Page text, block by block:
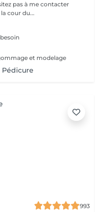
pas à me contacter
cour du...
et modelage
993